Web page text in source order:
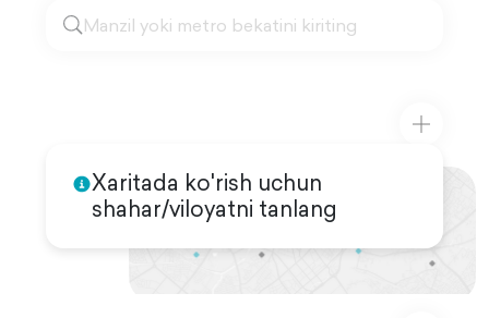
Xaritada ko'rish uchun
shahar/viloyatni tanlang